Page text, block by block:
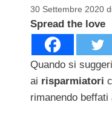
30 Settembre 2020
Spread the love
Quando si
ai risparmiatori
rimanendo